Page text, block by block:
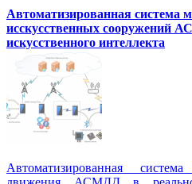
Автоматизированная система
исскусственных сооружений
искусственного интеллекта
Автоматизированная